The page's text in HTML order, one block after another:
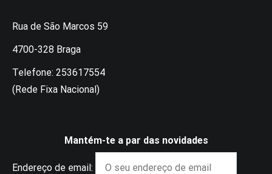
Rua de São Marcos 59
4700-328 Braga
Telefone: 253617554
(Rede Fixa Nacional)
Mantém-te a par das novidades
Endereço de email: